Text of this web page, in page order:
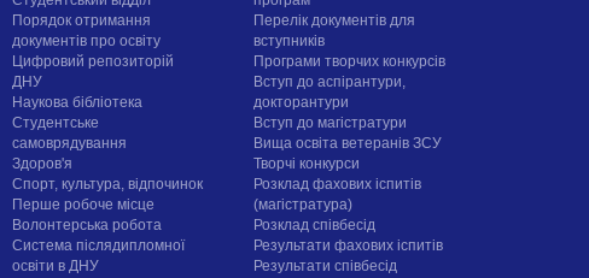
Порядок отримання
документів про освіту
Цифровий репозиторій
ДНУ
Наукова бібліотека
Студентське
самоврядування
Здоров'я
Спорт, культура, відпочинок
Перше робоче місце
Волонтерська робота
Система післядипломної
освіти в ДНУ
Перелік документів для
вступників
Програми творчих конкурсiв
Вступ до аспірантури,
докторантури
Вступ до магістратури
Вища освіта ветеранів ЗСУ
Творчі конкурси
Розклад фахових іспитів
(магістратура)
Розклад співбесід
Результати фахових іспитів
Результати співбесід